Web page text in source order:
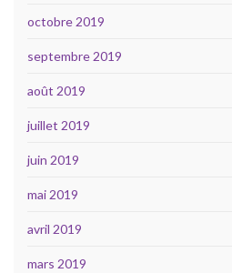
octobre 2019
septembre 2019
août 2019
juillet 2019
juin 2019
mai 2019
avril 2019
mars 2019